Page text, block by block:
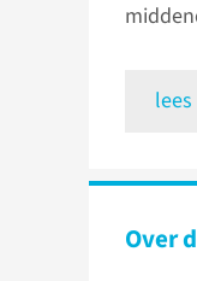
Over